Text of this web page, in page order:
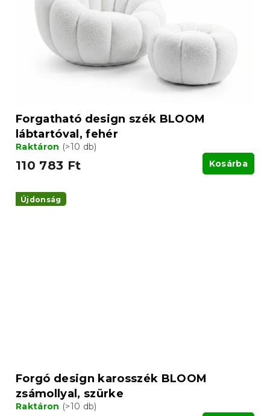
Forgatható design szék BLOOM
lábtartóval, fehér
Raktáron (>10 db)
110 783 Ft Kosárba
Újdonság
Forgó design karosszék BLOOM
zsámollyal, szürke
Raktáron (>10 db)